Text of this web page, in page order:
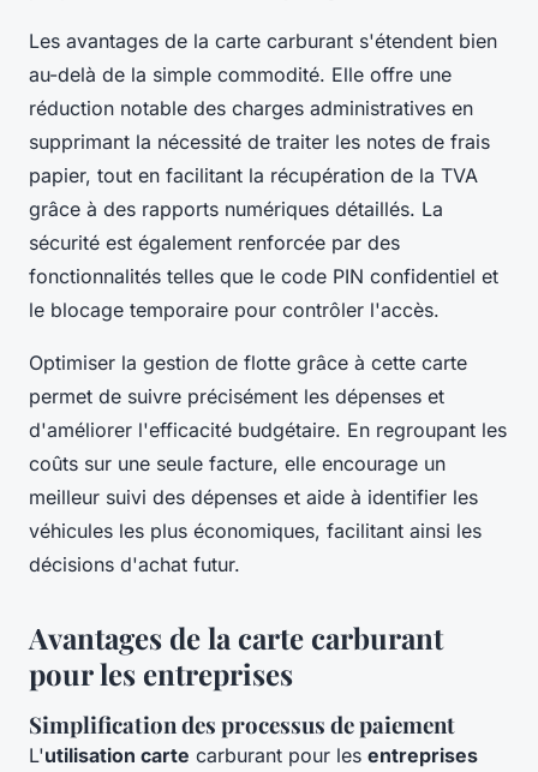
Les avantages de la carte carburant s'étendent bien
au-delà de la simple commodité. Elle offre une
réduction notable des charges administratives en
supprimant la nécessité de traiter les notes de frais
papier, tout en facilitant la récupération de la TVA
grâce à des rapports numériques détaillés. La
sécurité est également renforcée par des
fonctionnalités telles que le code PIN confidentiel et
le blocage temporaire pour contrôler l'accès.
Optimiser la gestion de flotte grâce à cette carte
permet de suivre précisément les dépenses et
d'améliorer l'efficacité budgétaire. En regroupant les
coûts sur une seule facture, elle encourage un
meilleur suivi des dépenses et aide à identifier les
véhicules les plus économiques, facilitant ainsi les
décisions d'achat futur.
Avantages de la carte carburant
pour les entreprises
Simplification des processus de paiement
L'utilisation carte carburant pour les entreprises